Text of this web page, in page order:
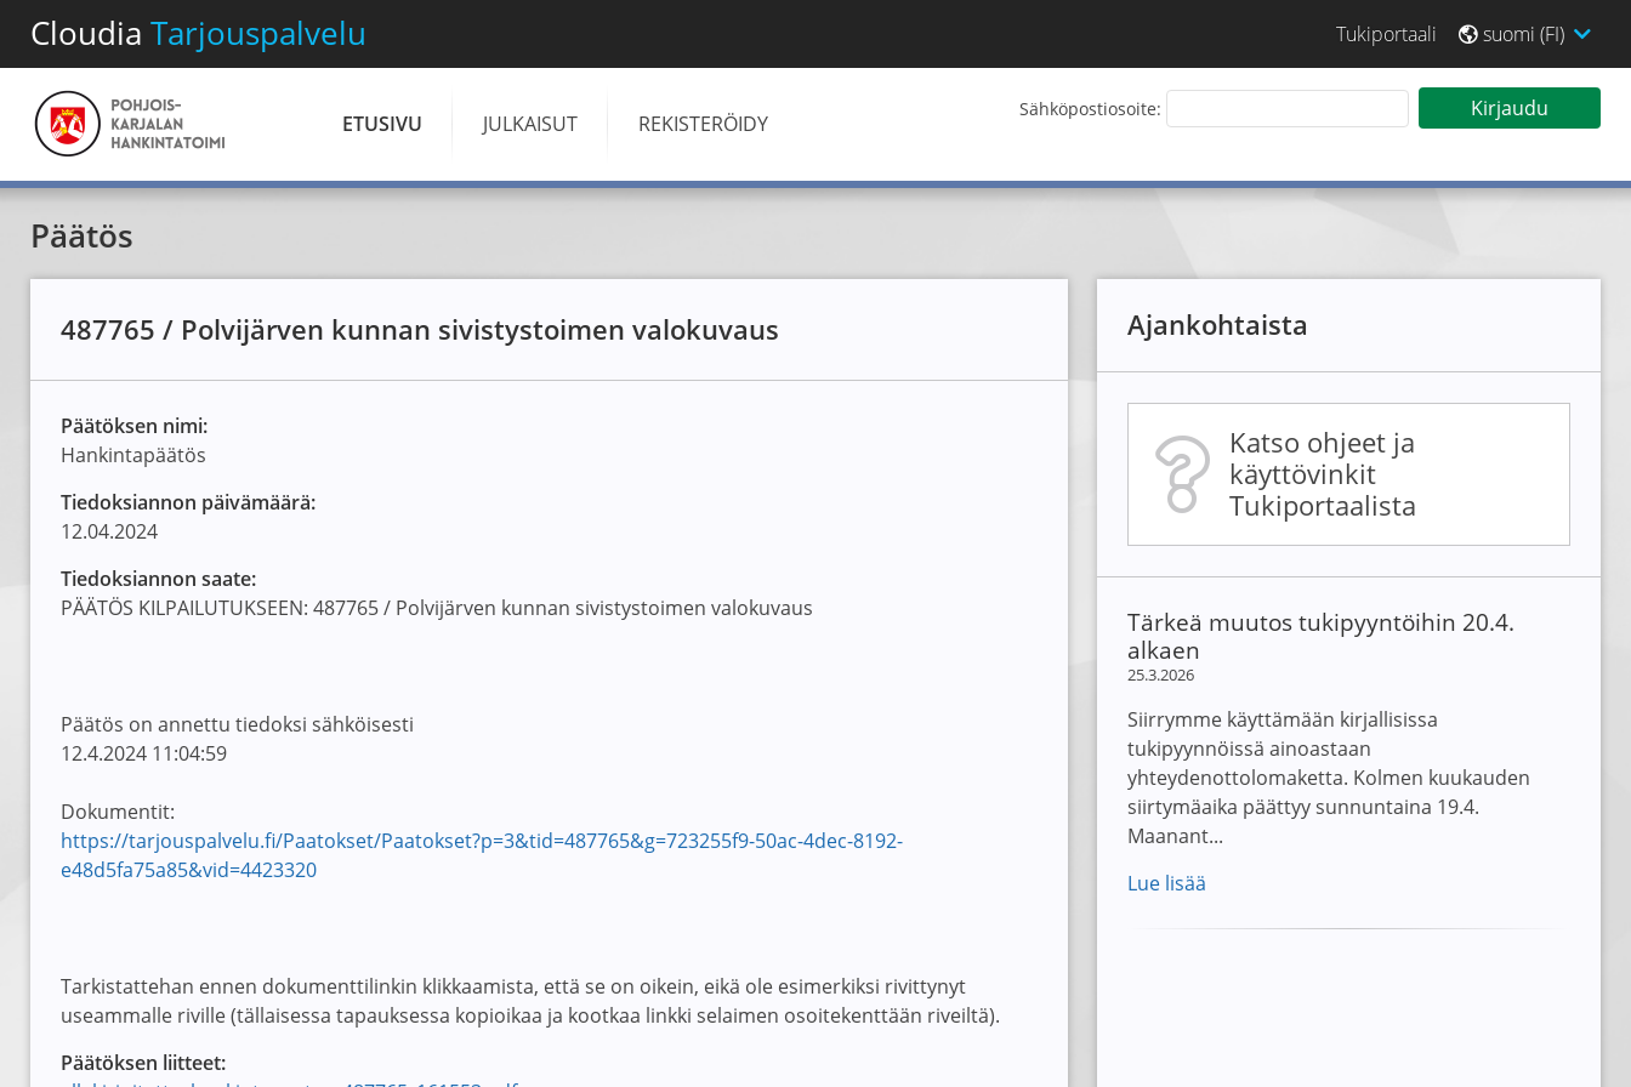
Cloudia Tarjouspalvelu Tukiportaali suomi (FI)
ETUSIVU JULKAISUT REKISTERÖIDY
Kirjaudu sisään Tarjouspalveluun
Sähköpostiosoite: Kirjaudu
Päätös
487765 / Polvijärven kunnan sivistystoimen valokuvaus
Päätöksen nimi:
Hankintapäätös
Tiedoksiannon päivämäärä:
12.04.2024
Tiedoksiannon saate:
PÄÄTÖS KILPAILUTUKSEEN: 487765 / Polvijärven kunnan sivistystoimen valokuvaus
Päätös on annettu tiedoksi sähköisesti
12.4.2024 11:04:59
Dokumentit:
https://tarjouspalvelu.fi/Paatokset/Paatokset?p=3&tid=487765&g=723255f9-50ac-4dec-8192-
e48d5fa75a85&vid=4423320
Tarkistattehan ennen dokumenttilinkin klikkaamista, että se on oikein, eikä ole esimerkiksi rivittynyt
useammalle riville (tällaisessa tapauksessa kopioikaa ja kootkaa linkki selaimen osoitekenttään riveiltä).
Päätöksen liitteet:
Ajankohtaista
Katso ohjeet ja
käyttövinkit
Tukiportaalista
Tärkeä muutos tukipyyntöihin 20.4.
alkaen
25.3.2026
Siirrymme käyttämään kirjallisissa
tukipyynnöissä ainoastaan
yhteydenottolomaketta. Kolmen kuukauden
siirtymäaika päättyy sunnuntaina 19.4.
Maanant...
Lue lisää